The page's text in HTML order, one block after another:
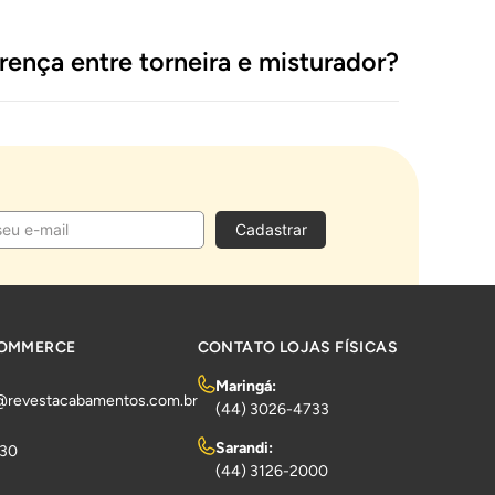
entre torneira e misturador?
Cadastrar
CONTATO LOJAS FÍSICAS
Maringá:
(44) 3026-4733
Sarandi:
(44) 3126-2000